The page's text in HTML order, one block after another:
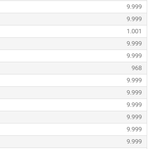
9.999
9.999
1.001
9.999
9.999
968
9.999
9.999
9.999
9.999
9.999
9.999